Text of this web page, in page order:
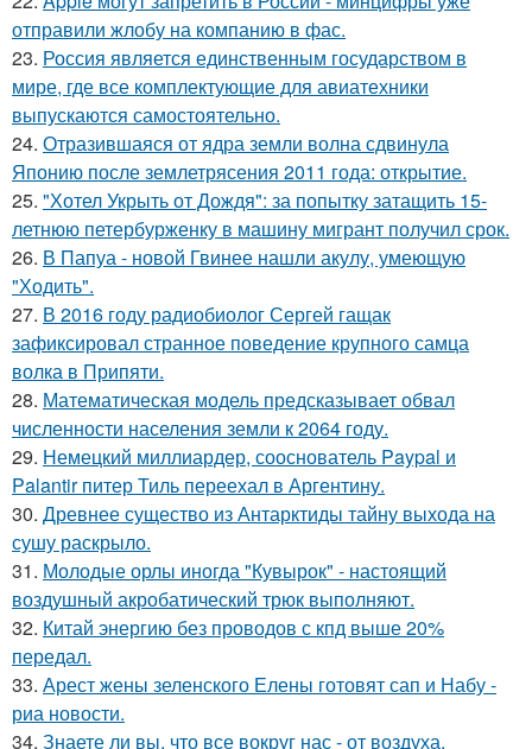
отправили жлобу на компанию в фас.
23. Россия является единственным государством в
мире, где все комплектующие для авиатехники
выпускаются самостоятельно.
24. Отразившаяся от ядра земли волна сдвинула
Японию после землетрясения 2011 года: открытие.
25. "Хотел Укрыть от Дождя": за попытку затащить 15-
летнюю петербурженку в машину мигрант получил срок.
26. В Папуа - новой Гвинее нашли акулу, умеющую
"Ходить".
27. В 2016 году радиобиолог Сергей гащак
зафиксировал странное поведение крупного самца
волка в Припяти.
28. Математическая модель предсказывает обвал
численности населения земли к 2064 году.
29. Немецкий миллиардер, сооснователь Paypal и
Palantir питер Тиль переехал в Аргентину.
30. Древнее существо из Антарктиды тайну выхода на
сушу раскрыло.
31. Молодые орлы иногда "Кувырок" - настоящий
воздушный акробатический трюк выполняют.
32. Китай энергию без проводов с кпд выше 20%
передал.
33. Арест жены зеленского Елены готовят сап и Набу -
риа новости.
34. Знаете ли вы, что все вокруг нас - от воздуха,